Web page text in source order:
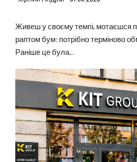
Живеш у своєму темпі, мотаєшся
раптом бум: потрібно терміново
Раніше це була...